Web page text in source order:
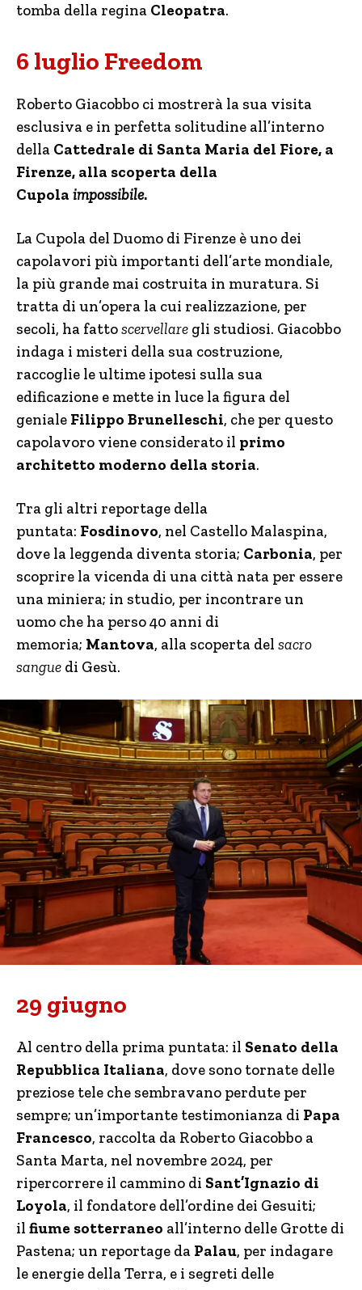
tomba della regina Cleopatra.
6 luglio Freedom
Roberto Giacobbo ci mostrerà la sua visita
esclusiva e in perfetta solitudine all’interno
della Cattedrale di Santa Maria del Fiore, a
Firenze, alla scoperta della
Cupola impossibile.
La Cupola del Duomo di Firenze è uno dei
capolavori più importanti dell’arte mondiale,
la più grande mai costruita in muratura. Si
tratta di un’opera la cui realizzazione, per
secoli, ha fattoscervellare gli studiosi. Giacobbo
indaga i misteri della sua costruzione,
raccoglie le ultime ipotesi sulla sua
edificazione e mette in luce la figura del
geniale Filippo Brunelleschi, che per questo
capolavoro viene considerato il primo
architetto moderno della storia.
Tra gli altri reportage della
puntata: Fosdinovo, nel Castello Malaspina,
dove la leggenda diventa storia; Carbonia, per
scoprire la vicenda di una città nata per essere
una miniera; in studio, per incontrare un
uomo che ha perso 40 anni di
memoria; Mantova, alla scoperta del sacro
sangue di Gesù.
29 giugno
Al centro della prima puntata: il Senato della
Repubblica Italiana, dove sono tornate delle
preziose tele che sembravano perdute per
sempre; un’importante testimonianza di Papa
Francesco, raccolta da Roberto Giacobbo a
Santa Marta, nel novembre 2024, per
ripercorrere il cammino di Sant’Ignazio di
Loyola, il fondatore dell’ordine dei Gesuiti;
il fiume sotterraneo all’interno delle Grotte di
Pastena; un reportage da Palau, per indagare
le energie della Terra, e i segreti delle